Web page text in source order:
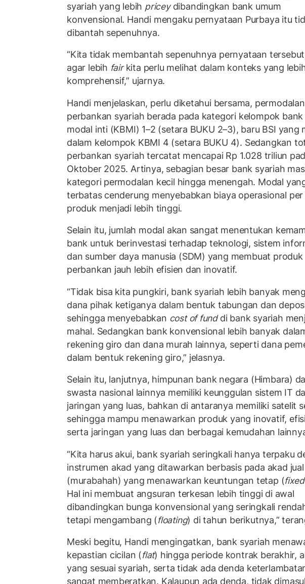
syariah yang lebih priceydibandingkan bank umum
konvensional. Handi mengaku pernyataan Purbaya itu
dibantah sepenuhnya.
“Kita tidak membantah sepenuhnya pernyataan
agar lebih fairkita perlu melihat dalam konteks yang
komprehensif,” ujarnya.
Handi menjelaskan, perlu diketahui bersama, permodalan
perbankan syariah berada pada kategori kelompok
modal inti (KBMI) 1–2 (setara BUKU 2–3), baru BSI yang
dalam kelompok KBMI 4 (setara BUKU 4). Sedangkan
perbankan syariah tercatat mencapai Rp 1.028 triliun
Oktober 2025. Artinya, sebagian besar bank syariah
kategori permodalan kecil hingga menengah. Modal
terbatas cenderung menyebabkan biaya operasional per
produk menjadi lebih tinggi.
Selain itu, jumlah modal akan sangat menentukan
bank untuk berinvestasi terhadap teknologi, sistem
dan sumber daya manusia (SDM) yang membuat produk
perbankan jauh lebih efisien dan inovatif.
“Tidak bisa kita pungkiri, bank syariah lebih banyak
dana pihak ketiganya dalam bentuk tabungan dan
sehingga menyebabkan cost of funddi bank syariah
mahal. Sedangkan bank konvensional lebih banyak
rekening giro dan dana murah lainnya, seperti dana
dalam bentuk rekening giro,” jelasnya.
Selain itu, lanjutnya, himpunan bank negara (Himbara)
swasta nasional lainnya memiliki keunggulan sistem IT
jaringan yang luas, bahkan di antaranya memiliki satelit
sehingga mampu menawarkan produk yang inovatif,
serta jaringan yang luas dan berbagai kemudahan
“Kita harus akui, bank syariah seringkali hanya terpaku
instrumen akad yang ditawarkan berbasis pada akad
(murabahah) yang menawarkan keuntungan tetap (
Hal ini membuat angsuran terkesan lebih tinggi di awal
dibandingkan bunga konvensional yang seringkali
tetapi mengambang (floating) di tahun berikutnya,”
Meski begitu, Handi mengingatkan, bank syariah
kepastian cicilan (flat) hingga periode kontrak berakhir,
yang sesuai syariah, serta tidak ada denda
sangat memberatkan. Kalaupun ada denda, tidak